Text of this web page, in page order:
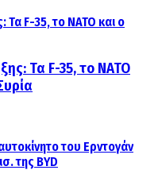
Τα F-35, το ΝΑΤΟ